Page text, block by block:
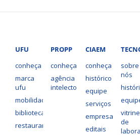
UFU
conheça
marca
ufu
mobilidade
bibliotecas
restaurantes
PROPP
conheça
agência
intelecto
CIAEM
conheça
histórico
equipe
serviços
empresas
editais
sobre
nós
vitrine
de